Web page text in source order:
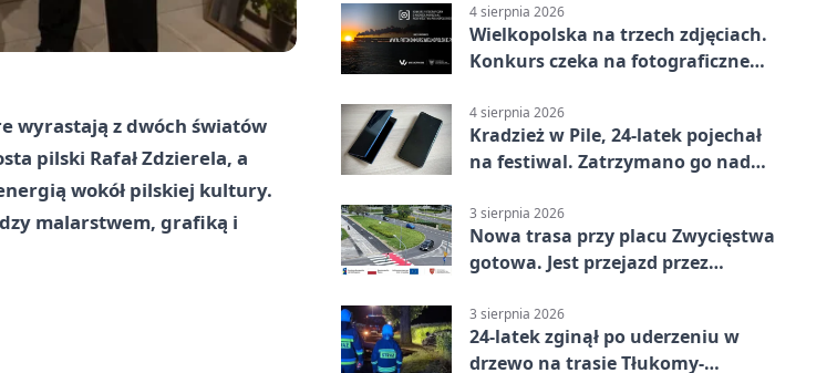
wyrastają z dwóch światów
pilski Rafał Zdzierela, a
wokół pilskiej kultury.
malarstwem, grafiką i
4 sierpnia 2026
Wielkopolska na trzech zdjęciach.
Konkurs czeka na fotograficzne
4 sierpnia 2026
Kradzież w Pile, 24-latek pojechał
na festiwal. Zatrzymano go nad
3 sierpnia 2026
Nowa trasa przy placu Zwycięstwa
gotowa. Jest przejazd przez
3 sierpnia 2026
24-latek zginął po uderzeniu w
drzewo na trasie Tłukomy-